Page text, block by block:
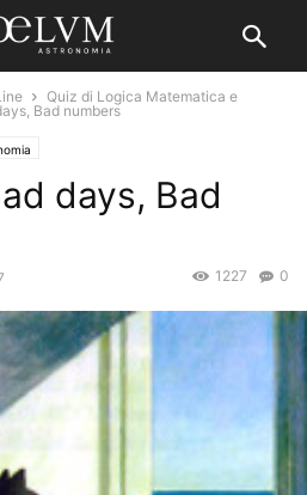
Quiz di Logica Matematica e
Bad numbers
days, Bad
0
1227